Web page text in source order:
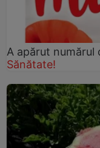
A apărut numărul
Sănătate!